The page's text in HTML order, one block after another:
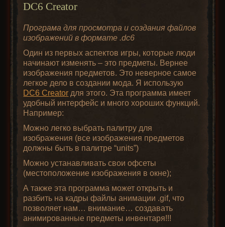
DC6 Creator
Програма для просмотра и создания файлов
изображений в формате .dc6
Один из первых аспектов игры, которые люди
начинают изменять – это предметы. Вернее
изображения предметов. Это неверное самое
легкое дело в создании мода. Я использую
DC6 Creator для этого. Эта программа имеет
удобный интерфейс и много хороших функций.
Например:
Можно легко выбрать палитру для
изображения (все изображения предметов
должны быть в палитре “units”)
Можно устанавливать свои офсеты
(местоположение изображения в окне);
А также эта программа может открыть и
разбить на кадры файлы анимации .gif, что
позволяет нам… внимание… создавать
анимированные предметы инвентаря!!!